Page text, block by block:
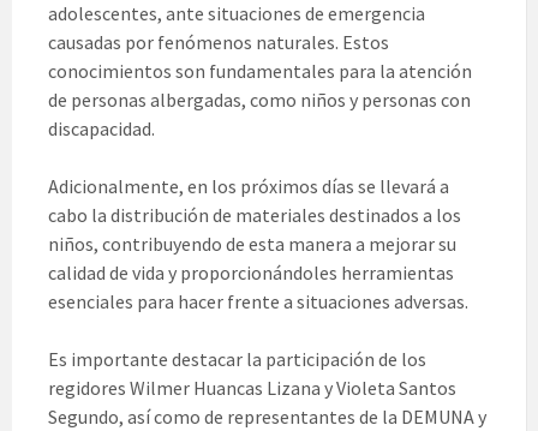
adolescentes, ante situaciones de emergencia
causadas por fenómenos naturales. Estos
conocimientos son fundamentales para la atención
de personas albergadas, como niños y personas con
discapacidad.
Adicionalmente, en los próximos días se llevará a
cabo la distribución de materiales destinados a los
niños, contribuyendo de esta manera a mejorar su
calidad de vida y proporcionándoles herramientas
esenciales para hacer frente a situaciones adversas.
Es importante destacar la participación de los
regidores Wilmer Huancas Lizana y Violeta Santos
Segundo, así como de representantes de la DEMUNA y